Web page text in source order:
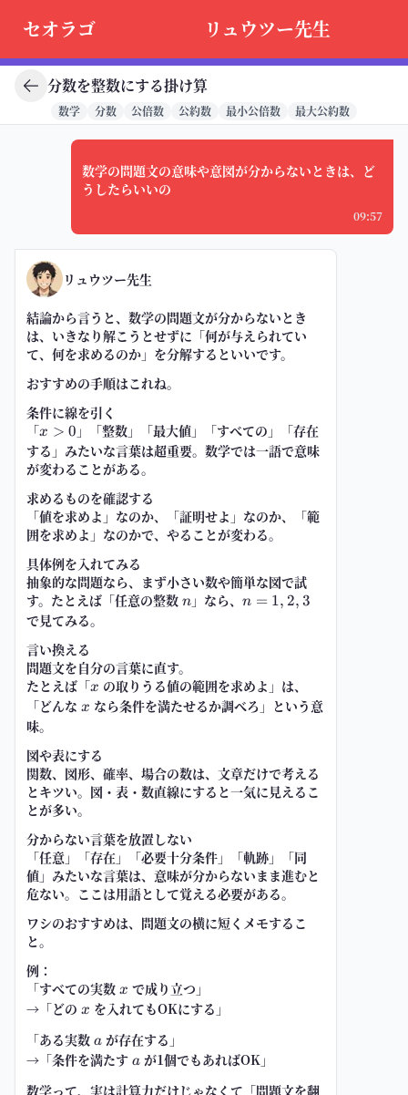
セオラゴ リュウツー先生
分数を整数にする掛け算
数学 分数 公倍数 公約数 最小公倍数 最大公約数
数学の問題文の意味や意図が分からないときは、ど
うしたらいいの
09:57
リュウツー先生
結論から言うと、数学の問題文が分からないとき
は、いきなり解こうとせずに「何が与えられてい
て、何を求めるのか」を分解するといいです。
おすすめの手順はこれね。
条件に線を引く
「x>0
x > 0 」「整数」「最大値」「すべての」「存在
する」みたいな言葉は超重要。数学では一語で意味
が変わることがある。
求めるものを確認する
「値を求めよ」なのか、「証明せよ」なのか、「範
囲を求めよ」なのかで、やることが変わる。
具体例を入れてみる
抽象的な問題なら、まず小さい数や簡単な図で試
す。たとえば「任意の整数 n
n 」なら、 n=1,2,3
n = 1, 2, 3
で見てみる。
言い換える
問題文を自分の言葉に直す。
たとえば「x
x の取りうる値の範囲を求めよ」は、
「どんな x
x なら条件を満たせるか調べろ」という意
味。
図や表にする
関数、図形、確率、場合の数は、文章だけで考える
とキツい。図・表・数直線にすると一気に見えるこ
とが多い。
分からない言葉を放置しない
「任意」「存在」「必要十分条件」「軌跡」「同
値」みたいな言葉は、意味が分からないまま進むと
危ない。ここは用語として覚える必要がある。
ワシのおすすめは、問題文の横に短くメモするこ
と。
例：
「すべての実数 x
x で成り立つ」
→「どの x
x を入れてもOKにする」
「ある実数 a
a が存在する」
→「条件を満たす a
a が1個でもあればOK」
数学って、実は計算力だけじゃなくて「問題文を翻